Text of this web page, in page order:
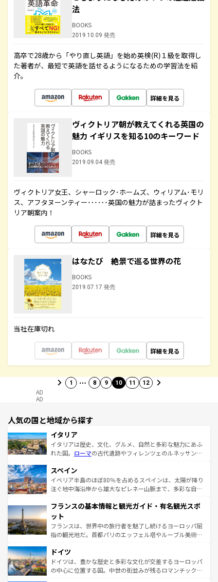
法
BOOKS
2019.10.09 発売
高卒で28歳から「やり直し英語」を始め英検(R)１級を取得し
た著者が、最短で英語を話せるようになるための学習法を紹
介。
詳細を見る
ヴィクトリア朝が教えてくれる英国の
魅力 イギリスを知る10のキーワード
BOOKS
2019.09.04 発売
ヴィクトリア女王、シャーロック･ホームズ、ウィリアム･モリ
ス、アフタヌーンティー･･････英国の魅力が詰まったヴィクト
リア朝案内！
詳細を見る
はなたび 絶景で巡る世界の花
BOOKS
2019.07.17 発売
当社在庫切れ
詳細を見る
1 … 8 9 10 11 12
AD
AD
人気の国と地域から探す
イタリア
イタリアは歴史、文化、グルメ、自然と多彩な魅力にあふ
れた国。 ローマの古代遺跡やフィレンツェのルネッサンス
ろん、トスカーナの美しい田園風景やアマルフィ海岸の絶
景など、自然景観も見逃せない。観光の合間には、本場の
ピザやパスタなど、絶品のイタリア料理を堪能することも
ませてくれるイタリアで、忘れられない旅をしてみよう！
なお、新着のイタリア情報は
しい。
スペイン
イベリア半島のほぼ80％を占めるスペインは、太陽が降り
注ぐ地中海沿岸から雄大なピレネー山脈まで、多彩な自然
文化が根付くこの国では、情熱的なフラメンコ、熱気あふ
れる闘牛、そして美味しいタパスが生活の一部となってい
る。首都マドリードの洗練された雰囲気や、バルセロナの
アートに溢れた街角から、地方では古代ローマ遺跡や中世
せる。地方によって風土や気候が異なるスペインはその個
性で訪れる人を魅了する。 なお、新着のスペイン情報は コ
ンテンツ一覧を参照してほしい。
フランスの基本情報と観光ガイド・有名観光スポ
ット
フランスは、世界中の旅行者を魅了し続けるヨーロッパ屈
指の観光地だ。首都パリのエッフェル塔やルーブル美術館
で、幅広い魅力が詰まっている。華麗な宮殿、歴史的な大
聖堂、美しいビーチ、そして豊かな自然が、訪れる者を心
から魅了する。また、フランスは美食の国としても知ら
ドイツ
ドイツは、豊かな歴史と多彩な文化が交差するヨーロッパ
の中心に位置する国。中世の街並みが残るロマンチック街